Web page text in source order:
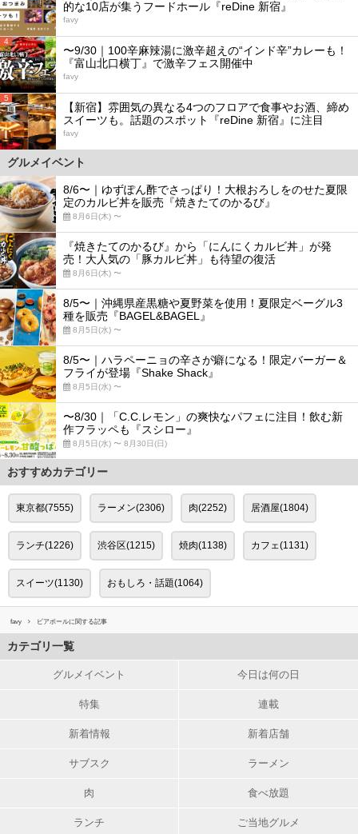
的な10店が集うフードホール『reDine 新宿』
favy
4
〜9/30｜100辛麻辣湯に激辛超えの“インド辛”カレーも！
『富山北口横丁』で激辛フェス開催中
favy
5
【新宿】雰囲気の異なる4つのフロアで食事やお酒、締め
スイーツも。話題のスポット『reDine 新宿』に注目
favy
グルメイベント
8/6〜｜ゆずぽん酢でさっぱり！大根おろしをのせた夏限
定のカルビ丼を販売『焼きたてのかるび』
8月6日(木) 〜
『焼きたてのかるび』から「にんにくカルビ丼」が発
売！大人気の「豚カルビ丼」も待望の復活
8月6日(木) 〜
8/5〜｜沖縄県産黒糖や夏野菜を使用！夏限定ベーグル3
種を販売『BAGEL&BAGEL』
8月5日(水) 〜
8/5〜｜ハラペーニョの辛さが癖になる！限定バーガー＆
フライが登場『Shake Shack』
8月5日(水) 〜
〜8/30｜「C.C.レモン」の爽快なパフェに注目！飲む新
作フラッペも『スシロー』
8月5日(水) 〜 8月30日(日)
おすすめカテゴリー
東京都(7555) ラーメン(2306) 肉(2252) 居酒屋(1804)
ランチ(1226) 渋谷区(1215) 焼肉(1138) カフェ(1131)
スイーツ(1130) おもしろ・話題(1064)
favy ビアボールに関する記事
カテゴリ一覧
グルメイベント 今日は何の日
特集 連載
新着情報 新着店舗
サブスク ラーメン
肉 食べ放題
ランチ ご当地グルメ